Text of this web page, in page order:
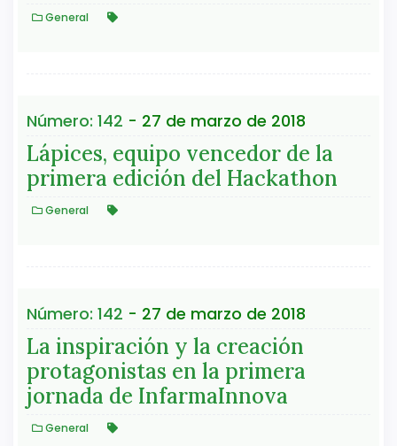
General
Número: 142 - 27 de marzo de 2018
Lápices, equipo vencedor de la
primera edición del Hackathon
General
Número: 142 - 27 de marzo de 2018
La inspiración y la creación
protagonistas en la primera
jornada de InfarmaInnova
General